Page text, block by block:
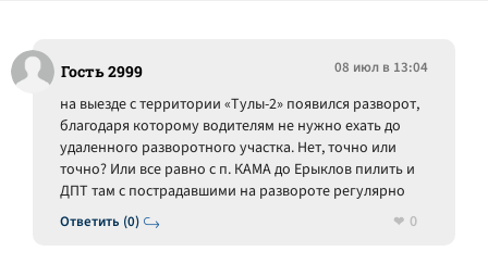
Гость 2999 08 июл в 13:04
Ответить (0)
на выезде с территории «Тулы-2» появился разворот,
благодаря которому водителям не нужно ехать до
удаленного разворотного участка. Нет, точно или
точно? Или все равно с п. КАМА до Ерыклов пилить и
ДПТ там с пострадавшими на развороте регулярно
0